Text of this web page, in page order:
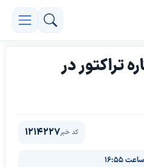
تراکتور در
کد خبر1214227